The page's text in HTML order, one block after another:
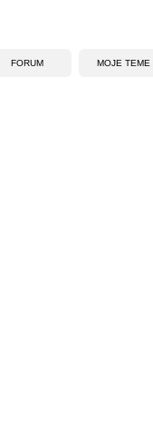
FORUM MOJE TEME